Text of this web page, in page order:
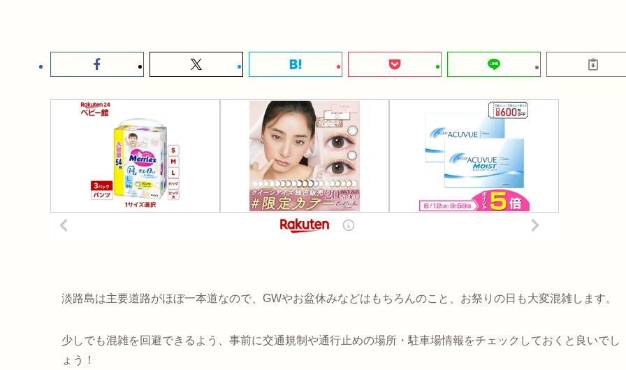
淡路島は主要道路がほぼ一本道なので、GWやお盆休みなどはもちろんのこと、お祭りの日も大変混雑します。
少しでも混雑を回避できるよう、事前に交通規制や通行止めの場所・駐車場情報をチェックしておくと良いでし
ょう！